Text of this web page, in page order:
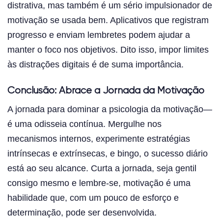
distrativa, mas também é um sério impulsionador de
motivação se usada bem. Aplicativos que registram
progresso e enviam lembretes podem ajudar a
manter o foco nos objetivos. Dito isso, impor limites
às distrações digitais é de suma importância.
Conclusão: Abrace a Jornada da Motivação
A jornada para dominar a psicologia da motivação—
é uma odisseia contínua. Mergulhe nos
mecanismos internos, experimente estratégias
intrínsecas e extrínsecas, e bingo, o sucesso diário
está ao seu alcance. Curta a jornada, seja gentil
consigo mesmo e lembre-se, motivação é uma
habilidade que, com um pouco de esforço e
determinação, pode ser desenvolvida.